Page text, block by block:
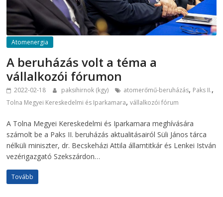
Atomenergia
A beruházás volt a téma a
vállalkozói fórumon
2022-02-18 paksihirnok (kgy) atomerőmű-beruházás, Paks II.,
Tolna Megyei Kereskedelmi és Iparkamara,vállalkozói fórum
A Tolna Megyei Kereskedelmi és Iparkamara meghívására
számolt be a Paks II. beruházás aktualitásairól Süli János tárca
nélküli miniszter, dr. Becskeházi Attila államtitkár és Lenkei István
vezérigazgató Szekszárdon…
Tovább